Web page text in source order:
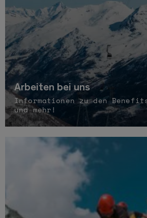
Arbeiten bei uns
Informationen zu den
und mehr!